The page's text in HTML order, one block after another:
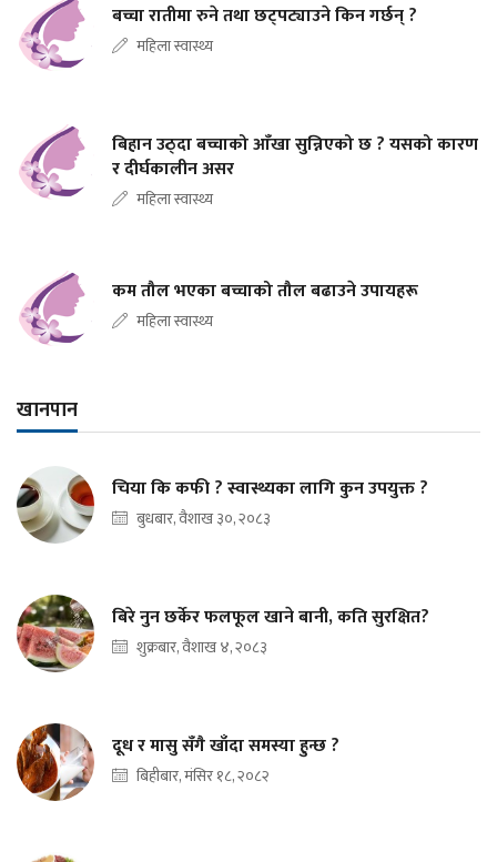
बच्चा रातीमा रुने तथा छट्पट्याउने किन गर्छन् ?
महिला स्वास्थ्य
बिहान उठ्दा बच्चाको आँखा सुन्निएको छ ? यसको कारण
र दीर्घकालीन असर
महिला स्वास्थ्य
कम तौल भएका बच्चाको तौल बढाउने उपायहरू
महिला स्वास्थ्य
खानपान
चिया कि कफी ? स्वास्थ्यका लागि कुन उपयुक्त ?
बुधबार, वैशाख ३०, २०८३
बिरे नुन छर्केर फलफूल खाने बानी, कति सुरक्षित?
शुक्रबार, वैशाख ४, २०८३
दूध र मासु सँगै खाँदा समस्या हुन्छ ?
बिहीबार, मंसिर १८, २०८२